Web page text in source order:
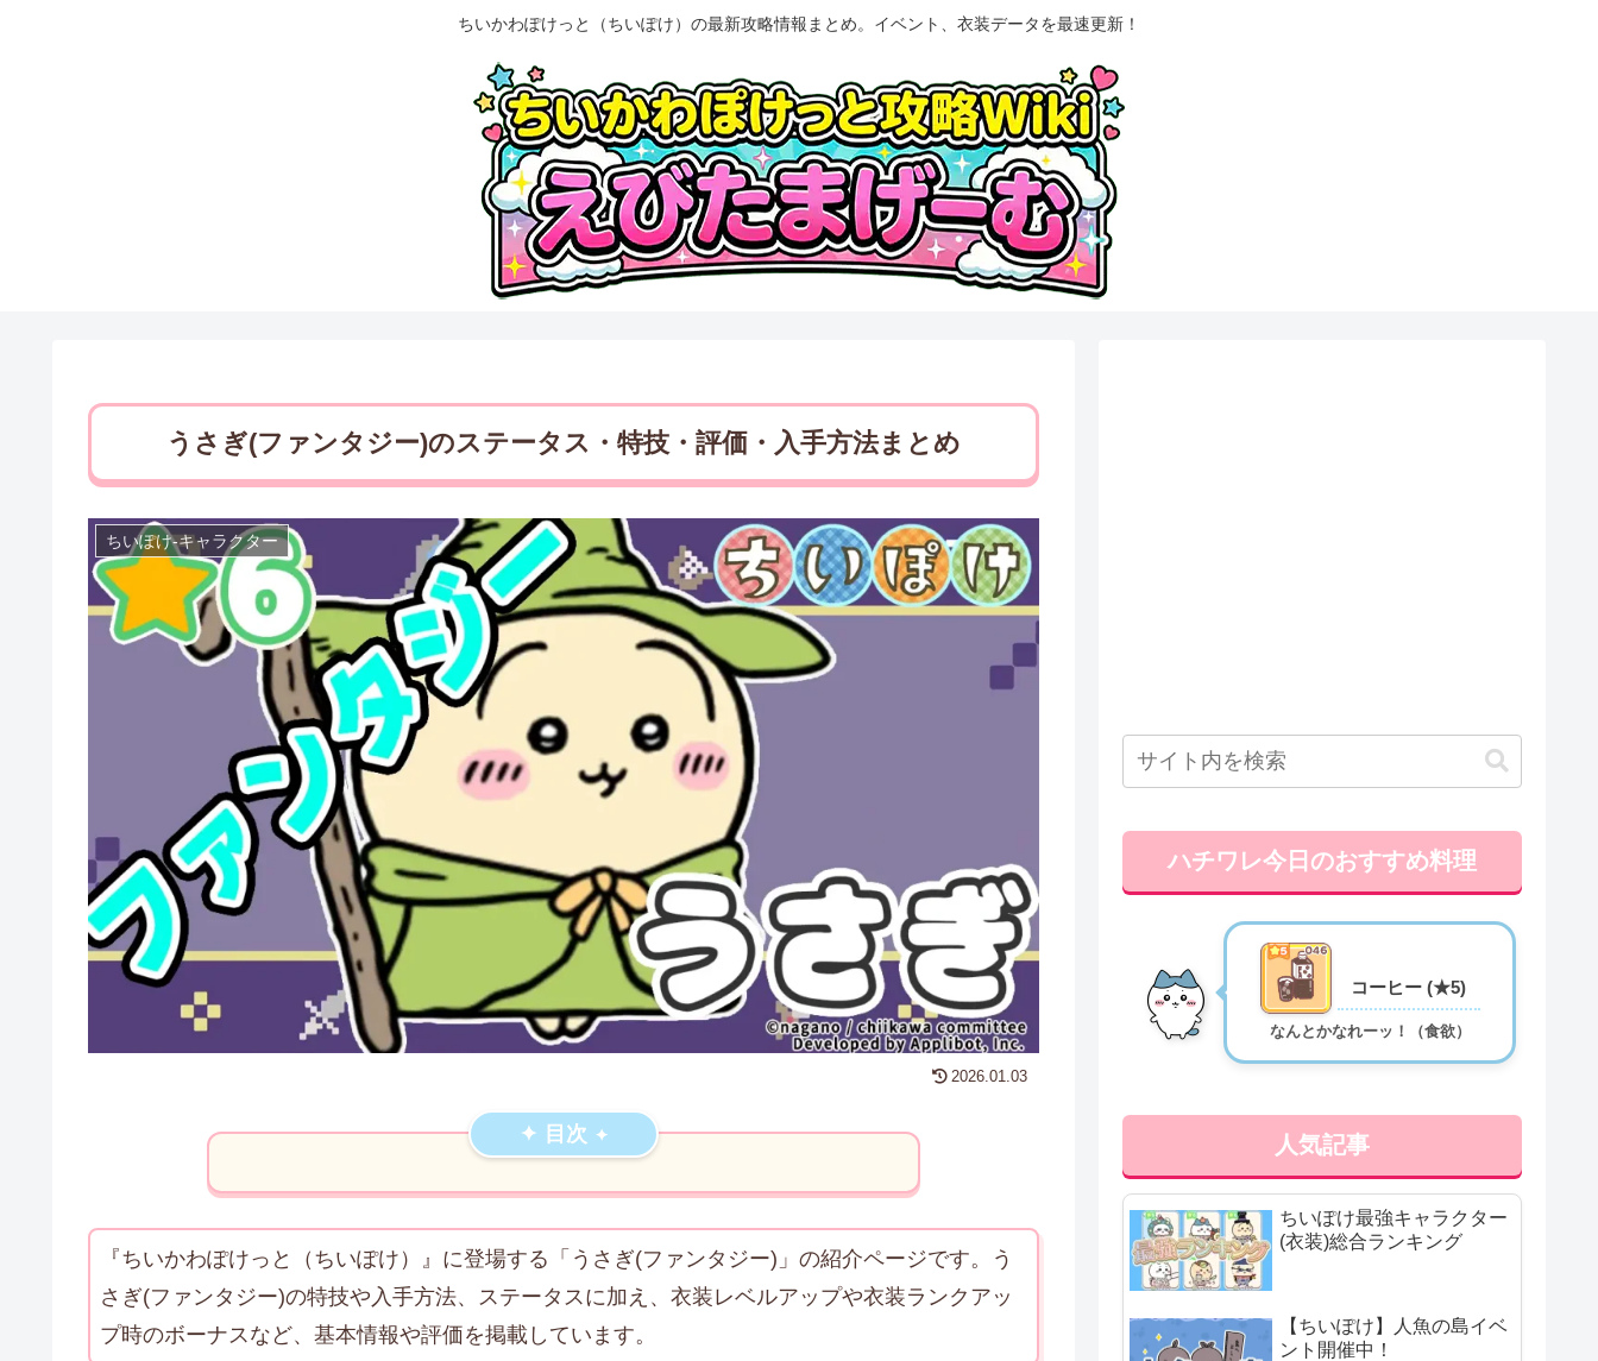
ちいかわぽけっと（ちいぽけ）の最新攻略情報まとめ。イベント、衣装データを最速更新！
うさぎ(ファンタジー)のステータス・特技・評価・入手方法まとめ
ちいぽけ-キャラクター
2026.01.03
目次
『ちいかわぽけっと（ちいぽけ）』に登場する「うさぎ(ファンタジー)」の紹介ページです。う
さぎ(ファンタジー)の特技や入手方法、ステータスに加え、衣装レベルアップや衣装ランクアッ
プ時のボーナスなど、基本情報や評価を掲載しています。
ハチワレ今日のおすすめ料理
コーヒー (★5)
なんとかなれーッ！（食欲）
人気記事
ちいぽけ最強キャラクター
(衣装)総合ランキング
【ちいぽけ】人魚の島イベ
ント開催中！